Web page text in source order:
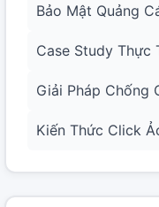
Bảo Mật Quảng
Case Study Thực
Giải Pháp Chống
Kiến Thức Click